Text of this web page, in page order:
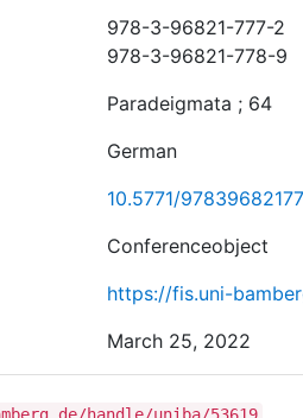
978-3-96821-777-2
978-3-96821-778-9
Paradeigmata ; 64
German
10.5771/
Conferenceobject
https://fis.uni-
March 25, 2022